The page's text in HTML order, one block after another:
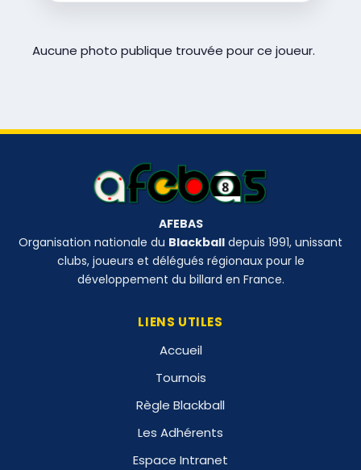
Aucune photo publique trouvée pour ce joueur.
AFEBAS
Organisation nationale du Blackball depuis 1991, unissant
clubs, joueurs et délégués régionaux pour le
développement du billard en France.
LIENS UTILES
Accueil
Tournois
Règle Blackball
Les Adhérents
Espace Intranet